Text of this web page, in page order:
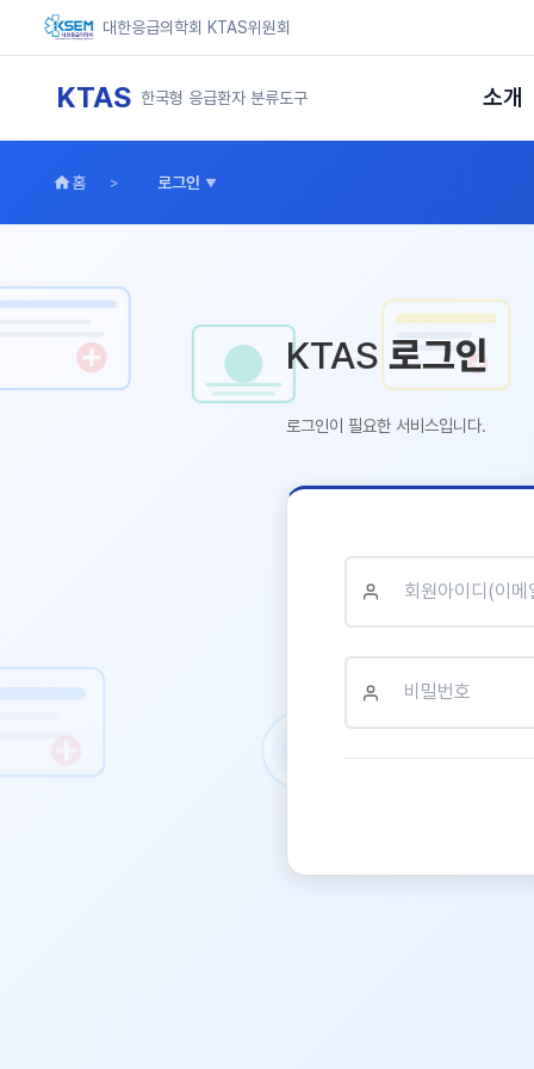
대한응급의학회 KTAS위원회
KTAS 한국형 응급환자 분류도구 소개
홈 로그인
KTAS 로그인
로그인이 필요한 서비스입니다.